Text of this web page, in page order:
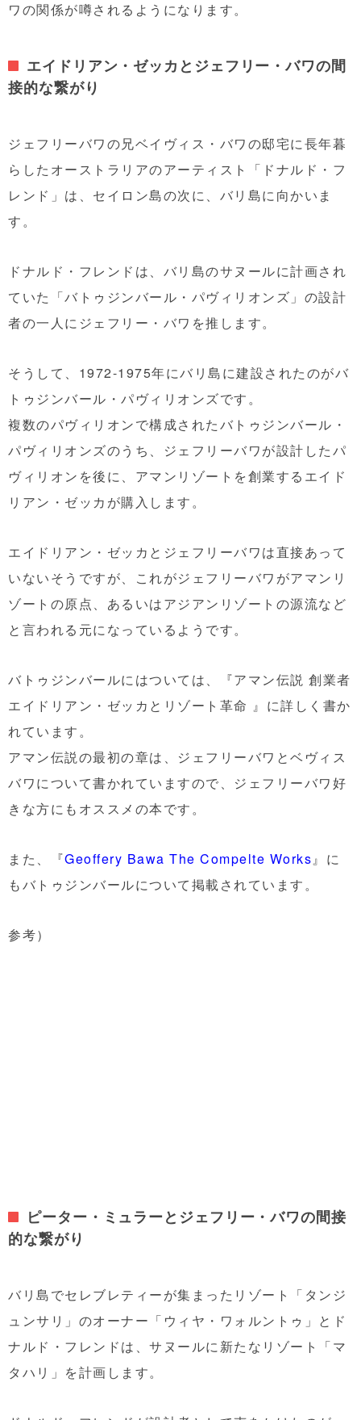
ワの関係が噂されるようになります。
エイドリアン・ゼッカとジェフリー・バワの間
接的な繋がり
ジェフリーバワの兄ベイヴィス・バワの邸宅に長年暮
らしたオーストラリアのアーティスト「ドナルド・フ
レンド」は、セイロン島の次に、バリ島に向かいま
す。
ドナルド・フレンドは、バリ島のサヌールに計画され
ていた「バトゥジンバール・パヴィリオンズ」の設計
者の一人にジェフリー・バワを推します。
そうして、1972-1975年にバリ島に建設されたのがバ
トゥジンバール・パヴィリオンズです。
複数のパヴィリオンで構成されたバトゥジンバール・
パヴィリオンズのうち、ジェフリーバワが設計したパ
ヴィリオンを後に、アマンリゾートを創業するエイド
リアン・ゼッカが購入します。
エイドリアン・ゼッカとジェフリーバワは直接あって
いないそうですが、これがジェフリーバワがアマンリ
ゾートの原点、あるいはアジアンリゾートの源流など
と言われる元になっているようです。
バトゥジンバールにはついては、『アマン伝説 創業者
エイドリアン・ゼッカとリゾート革命 』に詳しく書か
れています。
アマン伝説の最初の章は、ジェフリーバワとベヴィス
バワについて書かれていますので、ジェフリーバワ好
きな方にもオススメの本です。
また、『Geoffery Bawa The Compelte Works』 に
もバトゥジンバールについて掲載されています。
参考）
ピーター・ミュラーとジェフリー・バワの間接
的な繋がり
バリ島でセレブレティーが集まったリゾート「タンジ
ュンサリ」のオーナー「ウィヤ・ワォルントゥ」とド
ナルド・フレンドは、サヌールに新たなリゾート「マ
タハリ」を計画します。